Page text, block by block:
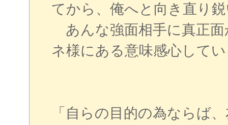
てから、俺へと向き直り
あんな強面相手に真正
ネ様にある意味感心して
「自らの目的の為ならば